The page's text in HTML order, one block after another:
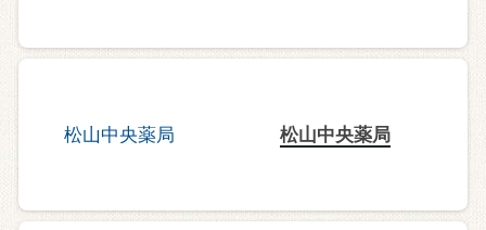
松山中央薬局